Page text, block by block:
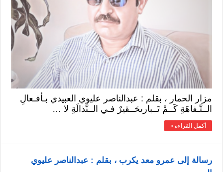
مزار الحمار ، بقلم : عبدالناصر عليوي العبيدي بـأفـعالِ
الــتَّـفاهَةِ كَــمْ تَــبارىحَــقيرٌ فـي الــنَّذالَةِ لا …
أكمل القراءة »
رسالة إلى عمرو معد يكرب ، بقلم : عبدالناصر عليوي